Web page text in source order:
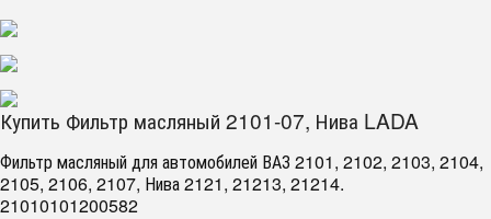
Купить Фильтр масляный 2101-07, Нива LADA
Фильтр масляный для автомобилей ВАЗ 2101, 2102, 2103, 2104,
2105, 2106, 2107, Нива 2121, 21213, 21214.
21010101200582